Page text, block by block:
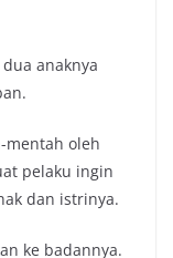
anaknya
mentah oleh
pelaku ingin
dan istrinya.
ke badannya.